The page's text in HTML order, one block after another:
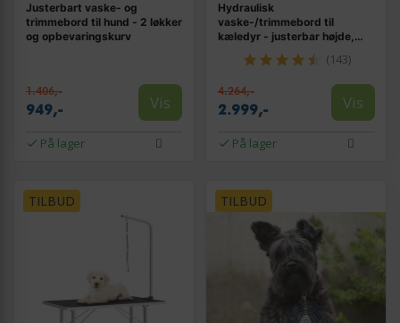
Justerbart vaske- og
trimmebord til hund - 2 løkker
og opbevaringskurv
1.406,-
949,- Vis
På lager
Hydraulisk
vaske-/trimmebord til
kæledyr - justerbar højde,
(143)
4.264,-
2.999,- Vis
På lager
TILBUD TILBUD